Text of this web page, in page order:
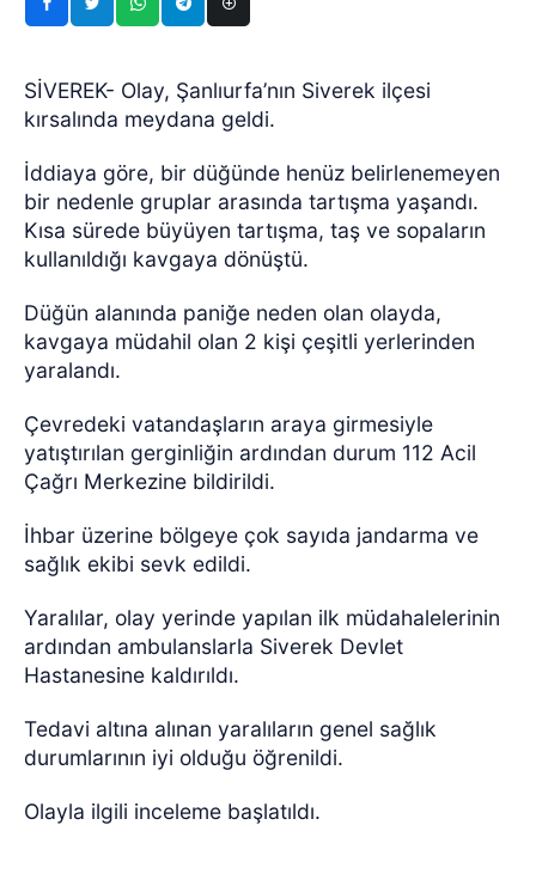
SİVEREK- Olay, Şanlıurfa’nın Siverek ilçesi
kırsalında meydana geldi.
İddiaya göre, bir düğünde henüz belirlenemeyen
bir nedenle gruplar arasında tartışma yaşandı.
Kısa sürede büyüyen tartışma, taş ve sopaların
kullanıldığı kavgaya dönüştü.
Düğün alanında paniğe neden olan olayda,
kavgaya müdahil olan 2 kişi çeşitli yerlerinden
yaralandı.
Çevredeki vatandaşların araya girmesiyle
yatıştırılan gerginliğin ardından durum 112 Acil
Çağrı Merkezine bildirildi.
İhbar üzerine bölgeye çok sayıda jandarma ve
sağlık ekibi sevk edildi.
Yaralılar, olay yerinde yapılan ilk müdahalelerinin
ardından ambulanslarla Siverek Devlet
Hastanesine kaldırıldı.
Tedavi altına alınan yaralıların genel sağlık
durumlarının iyi olduğu öğrenildi.
Olayla ilgili inceleme başlatıldı.